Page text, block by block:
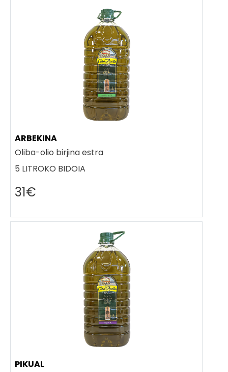
ARBEKINA
Oliba-olio birjina estra
5 LITROKO BIDOIA
31€
PIKUAL